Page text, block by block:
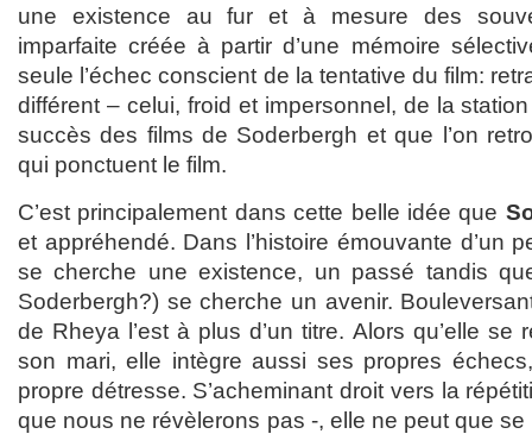
une existence au fur et à mesure des
imparfaite créée à partir d’une mémoire
seule l’échec conscient de la tentative du film:
différent – celui, froid et impersonnel, de la
succès des films de Soderbergh et que l’on
qui ponctuent le film.
C’est principalement dans cette belle idée que
et appréhendé. Dans l’histoire émouvante d’un
se cherche une existence, un passé tandis
Soderbergh?) se cherche un avenir.
de Rheya l’est à plus d’un titre. Alors qu’elle se
son mari, elle intègre aussi ses propres
propre détresse. S’acheminant droit vers la
que nous ne révèlerons pas -, elle ne peut que